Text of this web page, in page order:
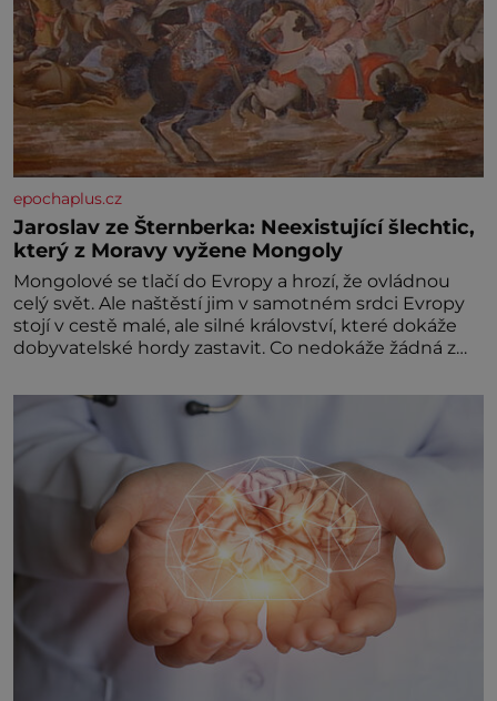
epochaplus.cz
Jaroslav ze Šternberka: Neexistující šlechtic,
který z Moravy vyžene Mongoly
Mongolové se tlačí do Evropy a hrozí, že ovládnou
celý svět. Ale naštěstí jim v samotném srdci Evropy
stojí v cestě malé, ale silné království, které dokáže
dobyvatelské hordy zastavit. Co nedokáže žádná z
král. Nebo že by ne? Mongolové od roku 1223
postupují podél Kaspického a Azovského moře,